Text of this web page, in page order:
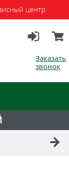
центр
Заказать
звонок